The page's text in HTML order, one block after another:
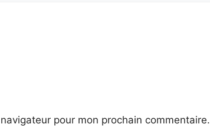
pour mon prochain commentaire.